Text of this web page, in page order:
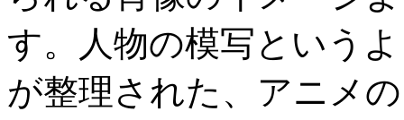
す。人物の模写という
が整理された、アニメ